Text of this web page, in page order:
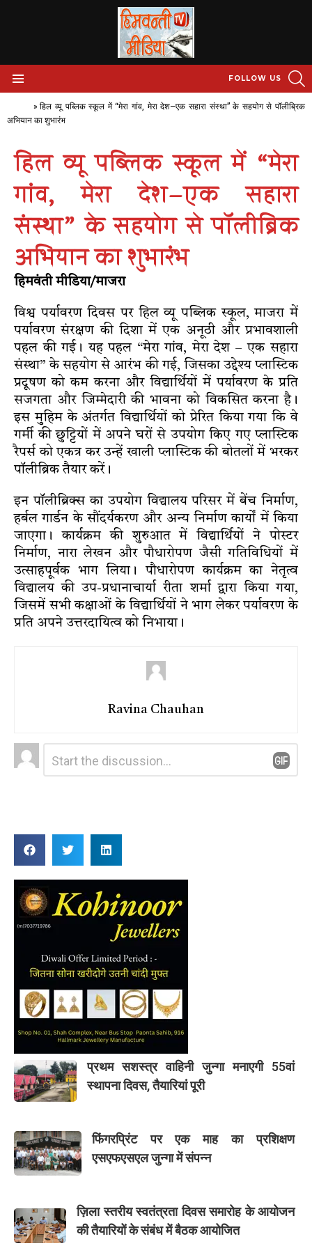
FOLLOW US
»हिल व्यू पब्लिक स्कूल में “मेरा गांव, मेरा देश–एक सहारा संस्था” के सहयोग से पॉलीब्रिक
अभियान का शुभारंभ
हिल व्यू पब्लिक स्कूल में “मेरा
गांव, मेरा देश–एक सहारा
संस्था” के सहयोग से पॉलीब्रिक
अभियान का शुभारंभ
हिमवंती मीडिया/माजरा
विश्व पर्यावरण दिवस पर हिल व्यू पब्लिक स्कूल, माजरा में
पर्यावरण संरक्षण की दिशा में एक अनूठी और प्रभावशाली
पहल की गई। यह पहल “मेरा गांव, मेरा देश – एक सहारा
संस्था” के सहयोग से आरंभ की गई, जिसका उद्देश्य प्लास्टिक
प्रदूषण को कम करना और विद्यार्थियों में पर्यावरण के प्रति
सजगता और जिम्मेदारी की भावना को विकसित करना है।
इस मुहिम के अंतर्गत विद्यार्थियों को प्रेरित किया गया कि वे
गर्मी की छुट्टियों में अपने घरों से उपयोग किए गए प्लास्टिक
रैपर्स को एकत्र कर उन्हें खाली प्लास्टिक की बोतलों में भरकर
पॉलीब्रिक तैयार करें।
इन पॉलीब्रिक्स का उपयोग विद्यालय परिसर में बेंच निर्माण,
हर्बल गार्डन के सौंदर्यकरण और अन्य निर्माण कार्यों में किया
जाएगा। कार्यक्रम की शुरुआत में विद्यार्थियों ने पोस्टर
निर्माण, नारा लेखन और पौधारोपण जैसी गतिविधियों में
उत्साहपूर्वक भाग लिया। पौधारोपण कार्यक्रम का नेतृत्व
विद्यालय की उप-प्रधानाचार्या रीता शर्मा द्वारा किया गया,
जिसमें सभी कक्षाओं के विद्यार्थियों ने भाग लेकर पर्यावरण के
प्रति अपने उत्तरदायित्व को निभाया।
Ravina Chauhan
Leave
a
Comment
प्रथम सशस्त्र वाहिनी जुन्गा मनाएगी 55वां
स्थापना दिवस, तैयारियां पूरी
फिंगरप्रिंट पर एक माह का प्रशिक्षण
एसएफएसएल जुन्गा में संपन्न
ज़िला स्तरीय स्वतंत्रता दिवस समारोह के आयोजन
की तैयारियों के संबंध में बैठक आयोजित